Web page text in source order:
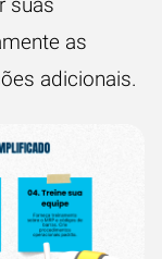
suas
as
adicionais.